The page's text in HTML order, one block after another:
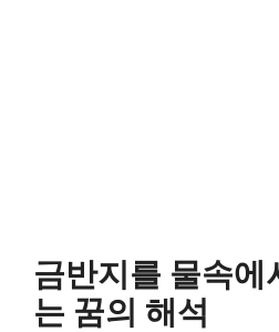
금반지를 물속에
는 꿈의 해석